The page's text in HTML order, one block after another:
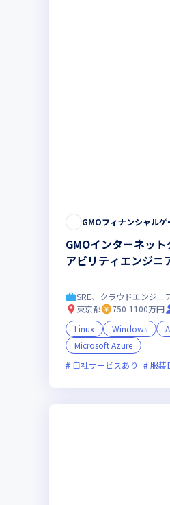
GMOフィナンシャル
GMOインターネッ
アビリティエンジニ
SRE、クラウドエンジニ
東京都
750-1100万円
Linux
Windows
Microsoft Azure
自社サービスあり
服装